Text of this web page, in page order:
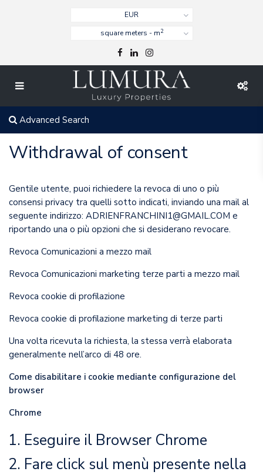
EUR
square meters - m2
Advanced Search
Withdrawal of consent
Gentile utente, puoi richiedere la revoca di uno o più
consensi privacy tra quelli sotto indicati, inviando una mail al
seguente indirizzo: ADRIENFRANCHINI1@GMAIL.COM e
riportando una o più opzioni che si desiderano revocare.
Revoca Comunicazioni a mezzo mail
Revoca Comunicazioni marketing terze parti a mezzo mail
Revoca cookie di profilazione
Revoca cookie di profilazione marketing di terze parti
Una volta ricevuta la richiesta, la stessa verrà elaborata
generalmente nell’arco di 48 ore.
Come disabilitare i cookie mediante configurazione del
browser
Chrome
Eseguire il Browser Chrome
Fare click sul menù presente nella